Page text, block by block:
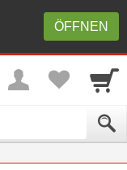
ÖFFNEN